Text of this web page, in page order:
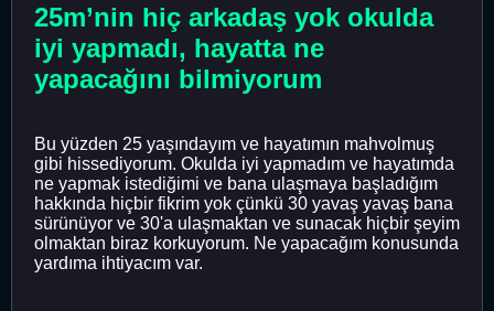
25m’nin hiç arkadaş yok okulda
iyi yapmadı, hayatta ne
yapacağını bilmiyorum
Bu yüzden 25 yaşındayım ve hayatımın mahvolmuş
gibi hissediyorum. Okulda iyi yapmadım ve hayatımda
ne yapmak istediğimi ve bana ulaşmaya başladığım
hakkında hiçbir fikrim yok çünkü 30 yavaş yavaş bana
sürünüyor ve 30'a ulaşmaktan ve sunacak hiçbir şeyim
olmaktan biraz korkuyorum. Ne yapacağım konusunda
yardıma ihtiyacım var.